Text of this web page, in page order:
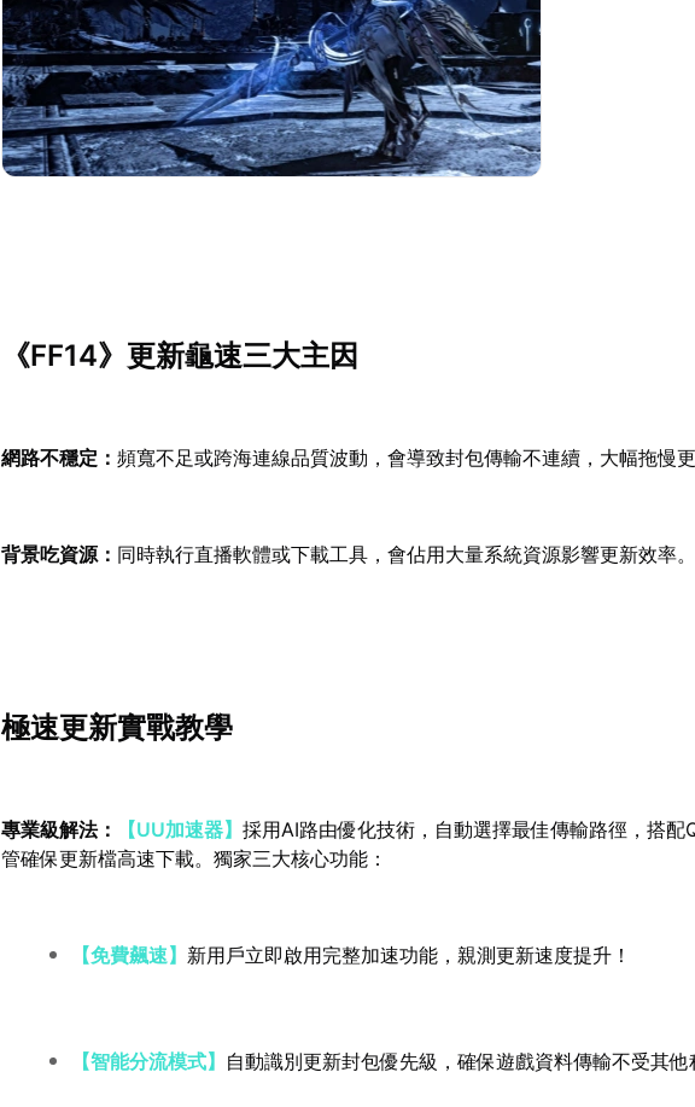
《FF14》更新龜速三大主因
網路不穩定：頻寬不足或跨海連線品質波動，會導致封包傳輸不連續，大幅拖慢更
背景吃資源： 同時執行直播軟體或下載工具，會佔用大量系統資源影響更新效率。
極速更新實戰教學
專業級解法： 【UU加速器】採用AI路由優化技術，自動選擇最佳傳輸路徑，搭配
管確保更新檔高速下載。獨家三大核心功能：
【免費飆速】 新用戶立即啟用完整加速功能，親測更新速度提升！
【智能分流模式】 自動識別更新封包優先級，確保遊戲資料傳輸不受其他